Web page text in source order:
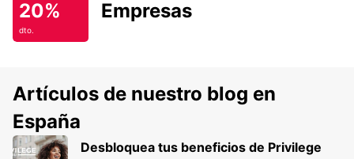
20%
dto.
Empresas
Artículos de nuestro blog en
España
Desbloquea tus beneficios de Privilege